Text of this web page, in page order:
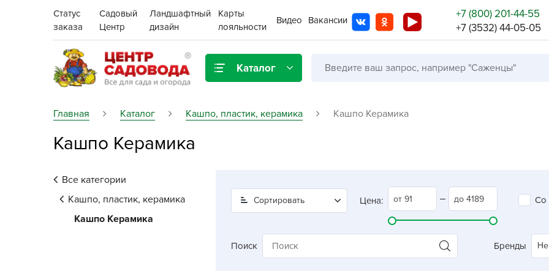
Статус
заказа
Садовый
Центр
Ландшафтный
дизайн
Карты
лояльности
Видео Вакансии
+7 (800) 201-44-55
+7 (3532) 44-05-05
Каталог
Газонная трава
Грунты, дренаж, мульча
Ёмкости для рассады и
растений,
проращиватели
Бренды
Главная Каталог Кашпо, пластик, керамика Кашпо Керамика
Кашпо Керамика
Все категории
Кашпо, пластик, керамика
Кашпо Керамика
Сортировать Цена: Со
Поиск Бренды